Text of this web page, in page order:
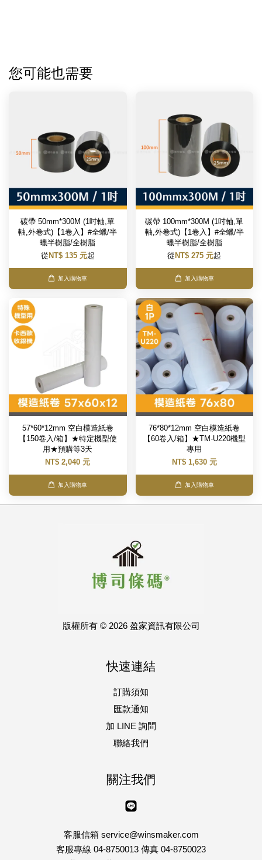
您可能也需要
碳帶 50mm*300M (1吋軸,單
軸,外卷式)【1卷入】#全蠟/半
蠟半樹脂/全樹脂
從 NT$ 135 元起
加入購物車
碳帶 100mm*300M (1吋軸,單
軸,外卷式)【1卷入】#全蠟/半
蠟半樹脂/全樹脂
從 NT$ 275 元起
加入購物車
57*60*12mm 空白模造紙卷
【150卷入/箱】★特定機型使
用★預購等3天
NT$ 2,040 元
加入購物車
76*80*12mm 空白模造紙卷
【60卷入/箱】★TM-U220機型
專用
NT$ 1,630 元
加入購物車
版權所有 © 2026 盈家資訊有限公司
快速連結
訂購須知
匯款通知
加 LINE 詢問
聯絡我們
關注我們
客服信箱 service@winsmaker.com
客服專線 04-8750013 傳真 04-8750023